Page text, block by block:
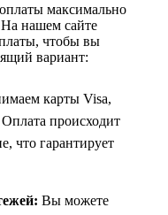
максимально
нашем сайте
чтобы вы
вариант:
карты Visa,
происходит
что гарантирует
Вы можете